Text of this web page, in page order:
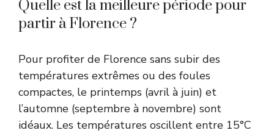
Quelle est la meilleure période pour
partir à Florence ?
Pour profiter de Florence sans subir des
températures extrêmes ou des foules
compactes, le printemps (avril à juin) et
l’automne (septembre à novembre) sont
idéaux. Les températures oscillent entre 15°C